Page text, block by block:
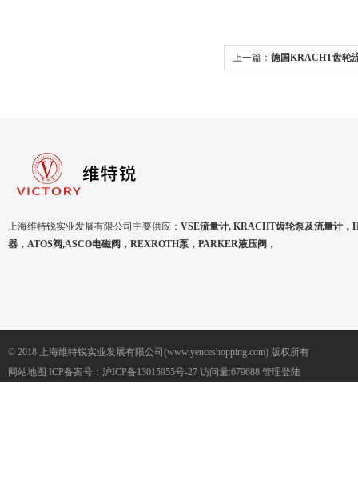
上一篇： 德国KRACHT齿轮
上海维特锐实业发展有限公司主要供应： VSE流量计, KRACHT齿轮泵及流量计，
器，ATOS阀,ASCO电磁阀，REXROTH泵，PARKER液压阀，
© 2018 上海维特锐实业发展有限公司(www.yenceshopping.com) 版权所有
网站地图 ICP备案号： 沪ICP备13015955号-27 访问量:679688 管理登陆